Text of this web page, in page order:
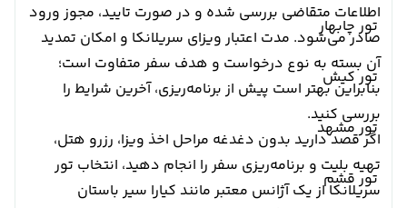
تور چابهار
تور کیش
تور مشهد
تور قشم
اطلاعات متقاضی بررسی شده و در صورت تایید، مجوز ورود
صادر می‌شود. مدت اعتبار ویزای سریلانکا و امکان تمدید
آن بسته به نوع درخواست و هدف سفر متفاوت است؛
بنابراین بهتر است پیش از برنامه‌ریزی، آخرین شرایط را
بررسی کنید.
اگر قصد دارید بدون دغدغه مراحل اخذ ویزا، رزرو هتل،
تهیه بلیت و برنامه‌ریزی سفر را انجام دهید، انتخاب تور
سریلانکا از یک آژانس معتبر مانند کیارا سیر باستان